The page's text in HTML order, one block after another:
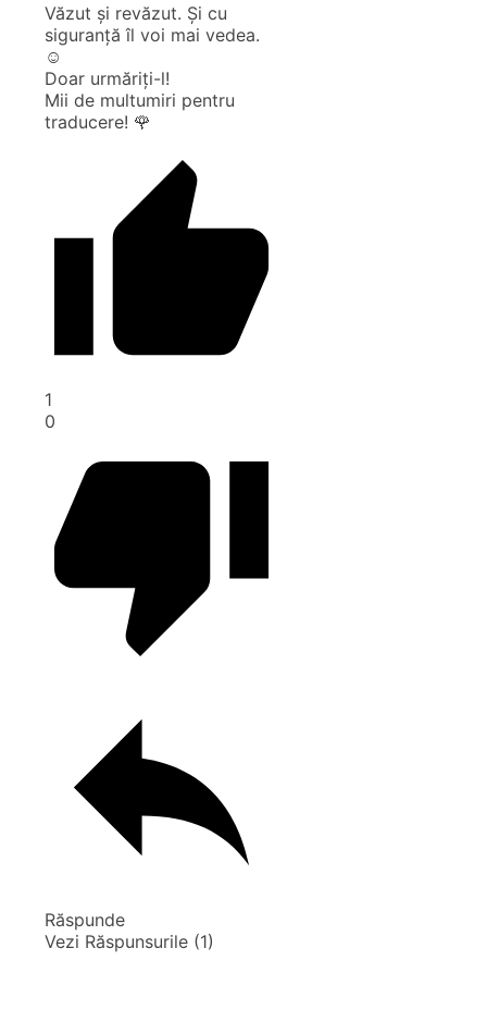
Văzut și revăzut. Și cu
siguranță îl voi mai vedea.
☺️
Doar urmăriți-l!
Mii de multumiri pentru
traducere! 🌹
1
0
Răspunde
Vezi Răspunsurile (1)